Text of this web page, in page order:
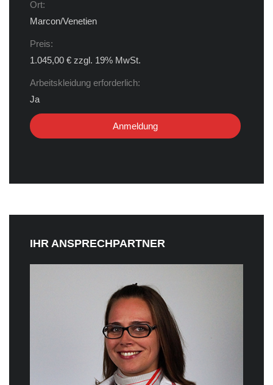
Ort:
Marcon/Venetien
Preis:
1.045,00 € zzgl. 19% MwSt.
Arbeitskleidung erforderlich:
Ja
Anmeldung
IHR ANSPRECHPARTNER